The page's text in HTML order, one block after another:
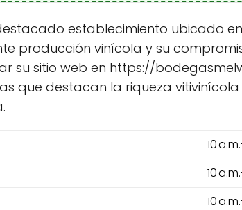
establecimiento ubicado en
producción vinícola y su
su sitio web en https://
que destacan la riqueza
10
10
10